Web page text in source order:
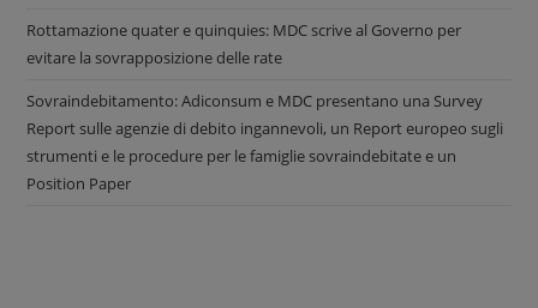
Rottamazione quater e quinquies: MDC scrive al Governo per
evitare la sovrapposizione delle rate
Sovraindebitamento: Adiconsum e MDC presentano una Survey
Report sulle agenzie di debito ingannevoli, un Report europeo sugli
strumenti e le procedure per le famiglie sovraindebitate e un
Position Paper